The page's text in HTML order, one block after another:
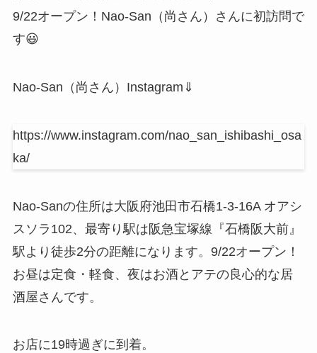
9/22オープン！Nao-San（尚さん）さんに初訪問で
す😃
Nao-San（尚さん）Instagram⇓
https://www.instagram.com/nao_san_ishibashi_osa
ka/
Nao-Sanの住所は大阪府池田市石橋1-3-16A オアシ
スソラ102、最寄り駅は阪急宝塚線『石橋阪大前』
駅より徒歩2分の距離になります。9/22オープン！
お昼は定食・軽食、夜はお酒とアテの良心的な居
酒屋さんです。
お店に19時過ぎに到着。